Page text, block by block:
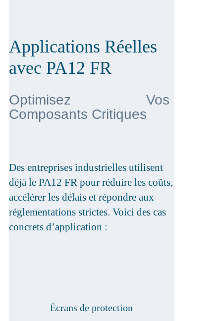
Applications Réelles
avec PA12 FR
Optimisez Vos
Composants Critiques
Des entreprises industrielles utilisent
déjà le PA12 FR pour réduire les coûts,
accélérer les délais et répondre aux
réglementations strictes. Voici des cas
concrets d’application :
Écrans de protection